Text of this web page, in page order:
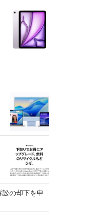
の却下を申